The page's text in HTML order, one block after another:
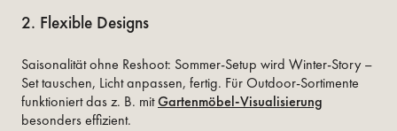
2. Flexible Designs
Saisonalität ohne Reshoot: Sommer-Setup wird Winter-Story –
Set tauschen, Licht anpassen, fertig. Für Outdoor-Sortimente
funktioniert das z. B. mitGartenmöbel-Visualisierung
besonders effizient.